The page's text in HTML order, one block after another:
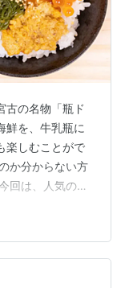
古の名物「瓶ド
鮮を、牛乳瓶に
楽しむことがで
か分からない方
回は、人気の瓶
っているのは普
って食べたら良
産物は、ご飯の
ものなんで